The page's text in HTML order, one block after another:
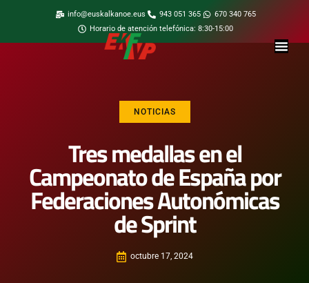
info@euskalkanoe.eus 943 051 365
670 340 765
Horario de atención telefónica: 8:30-15:00
NOTICIAS
Tres medallas en el
Campeonato de España por
Federaciones Autonómicas
de Sprint
octubre 17, 2024